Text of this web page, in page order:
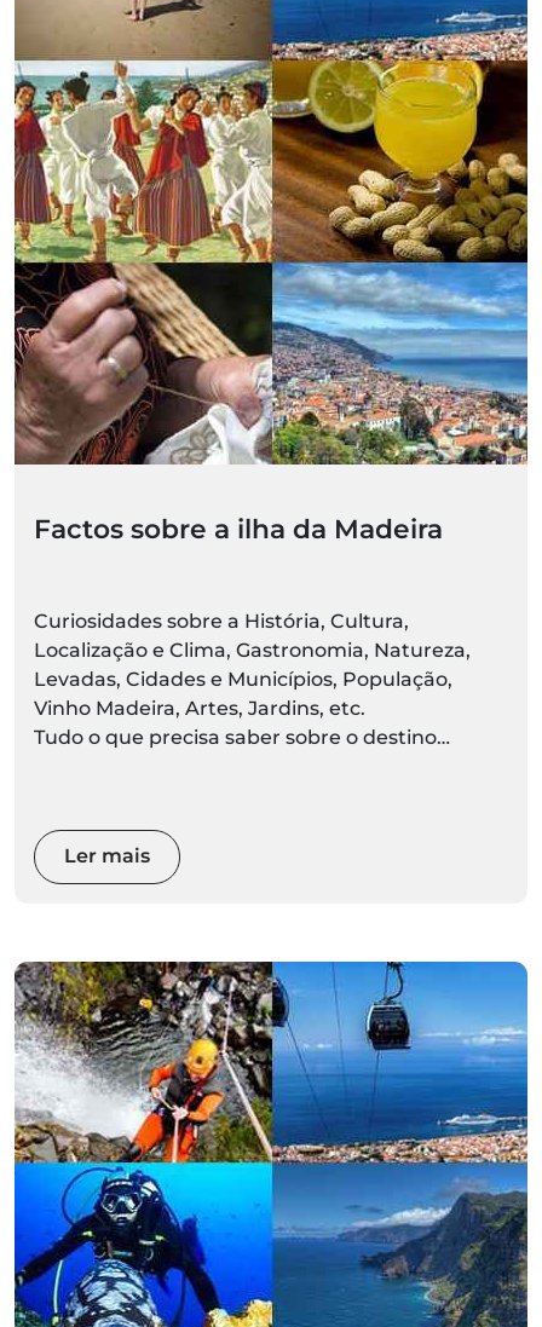
Factos sobre a ilha da Madeira
Curiosidades sobre a História, Cultura,
Localização e Clima, Gastronomia, Natureza,
Levadas, Cidades e Municípios, População,
Vinho Madeira, Artes, Jardins, etc.
Tudo o que precisa saber sobre o destino
Ler mais